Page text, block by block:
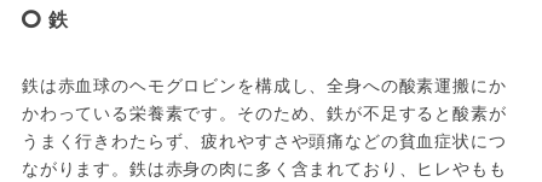
鉄
鉄は赤血球のヘモグロビンを構成し、全身への酸素運搬にか
かわっている栄養素です。そのため、鉄が不足すると酸素が
うまく行きわたらず、疲れやすさや頭痛などの貧血症状につ
ながります。鉄は赤身の肉に多く含まれており、ヒレやもも